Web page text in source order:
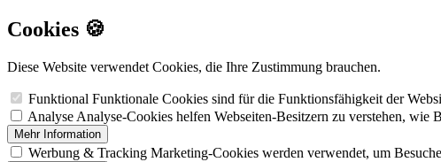
Cookies 🍪
Diese Website verwendet Cookies, die Ihre Zustimmung brauchen.
Funktional Funktionale Cookies sind für die Funktionsfähigkeit der
Analyse Analyse-Cookies helfen Webseiten-Besitzern zu verstehen, wie
Mehr Information
Werbung & Tracking Marketing-Cookies werden verwendet, um